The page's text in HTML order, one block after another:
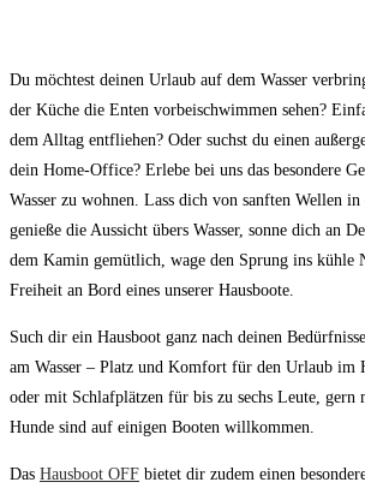
Du möchtest deinen Urlaub auf dem Wasser
der Küche die Enten vorbeischwimmen sehen?
dem Alltag entfliehen? Oder suchst du einen
dein Home-Office? Erlebe bei uns das besondere
Wasser zu wohnen. Lass dich von sanften Wellen
genieße die Aussicht übers Wasser, sonne dich an
dem Kamin gemütlich, wage den Sprung ins kühle
Freiheit an Bord eines unserer Hausboote.
Such dir ein Hausboot ganz nach deinen
am Wasser – Platz und Komfort für den Urlaub im
oder mit Schlafplätzen für bis zu sechs Leute, gern
Hunde sind auf einigen Booten willkommen.
Das Hausboot OFF bietet dir zudem einen